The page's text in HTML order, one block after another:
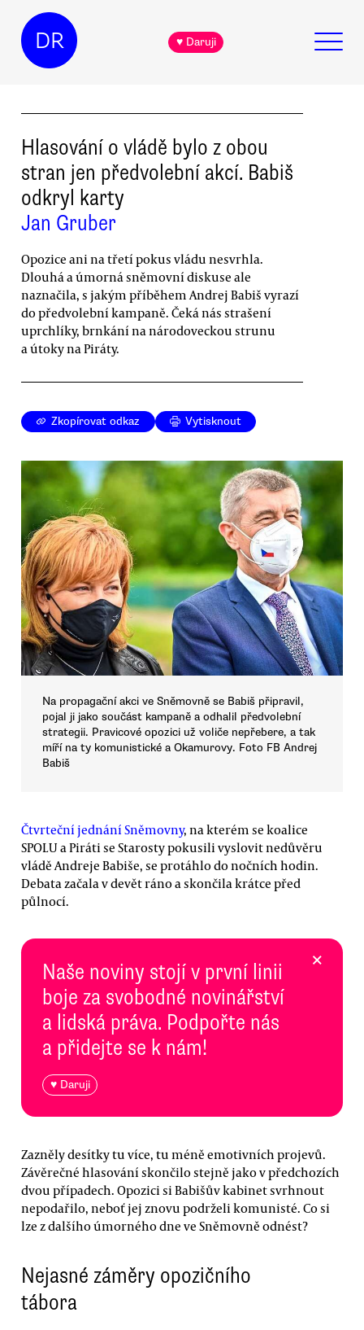
DR ♥ Daruji
Hlasování o vládě bylo z obou
stran jen předvolební akcí. Babiš
odkryl karty
Jan Gruber
Opozice ani na třetí pokus vládu nesvrhla.
Dlouhá a úmorná sněmovní diskuse ale
naznačila, s jakým příběhem Andrej Babiš vyrazí
do předvolební kampaně. Čeká nás strašení
uprchlíky, brnkání na národoveckou strunu
a útoky na Piráty.
Zkopírovat odkaz Vytisknout
Na propagační akci ve Sněmovně se Babiš připravil,
pojal ji jako součást kampaně a odhalil předvolební
strategii. Pravicové opozici už voliče nepřebere, a tak
míří na ty komunistické a Okamurovy. Foto FB Andrej
Babiš
Čtvrteční jednání Sněmovny, na kterém se koalice
SPOLU a Piráti se Starosty pokusili vyslovit nedůvěru
vládě Andreje Babiše, se protáhlo do nočních hodin.
Debata začala v devět ráno a skončila krátce před
půlnocí.
Naše noviny stojí v první linii
boje za svobodné novinářství
a lidská práva. Podpořte nás
a přidejte se k nám!
♥ Daruji
×
Zazněly desítky tu více, tu méně emotivních projevů.
Závěrečné hlasování skončilo stejně jako v předchozích
dvou případech. Opozici si Babišův kabinet svrhnout
nepodařilo, neboť jej znovu podrželi komunisté. Co si
lze z dalšího úmorného dne ve Sněmovně odnést?
Nejasné záměry opozičního
tábora